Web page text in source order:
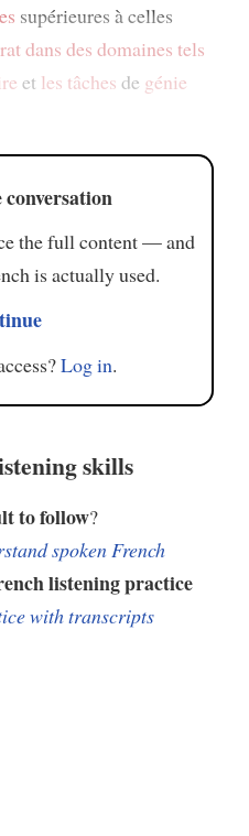
supérieures à celles
dans des domaines tels
et les tâches de génie
the full content — and
is actually used.
Log in.
skills
to follow?
spoken French
listening practice
with transcripts